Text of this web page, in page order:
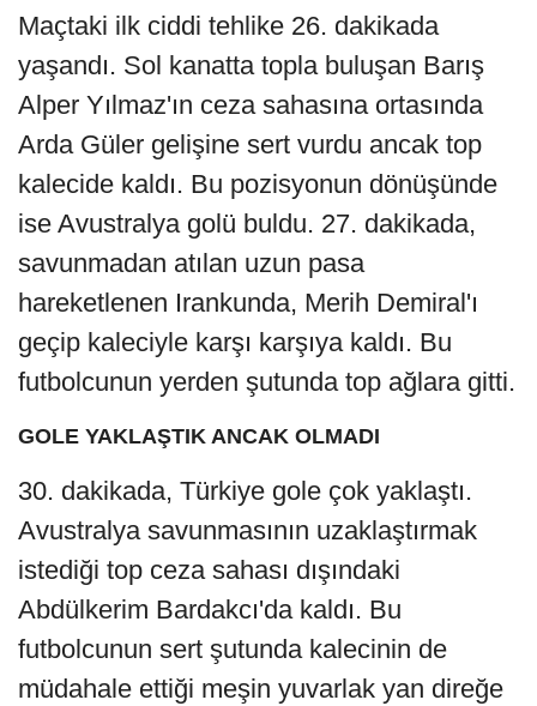
Maçtaki ilk ciddi tehlike 26. dakikada
yaşandı. Sol kanatta topla buluşan Barış
Alper Yılmaz'ın ceza sahasına ortasında
Arda Güler gelişine sert vurdu ancak top
kalecide kaldı. Bu pozisyonun dönüşünde
ise Avustralya golü buldu. 27. dakikada,
savunmadan atılan uzun pasa
hareketlenen Irankunda, Merih Demiral'ı
geçip kaleciyle karşı karşıya kaldı. Bu
futbolcunun yerden şutunda top ağlara gitti.
GOLE YAKLAŞTIK ANCAK OLMADI
30. dakikada, Türkiye gole çok yaklaştı.
Avustralya savunmasının uzaklaştırmak
istediği top ceza sahası dışındaki
Abdülkerim Bardakcı'da kaldı. Bu
futbolcunun sert şutunda kalecinin de
müdahale ettiği meşin yuvarlak yan direğe